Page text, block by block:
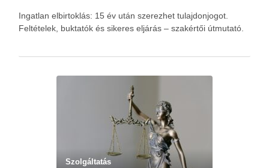
Ingatlan elbirtoklás: 15 év után szerezhet tulajdonjogot.
Feltételek, buktatók és sikeres eljárás – szakértői útmutató.
Szolgáltatás